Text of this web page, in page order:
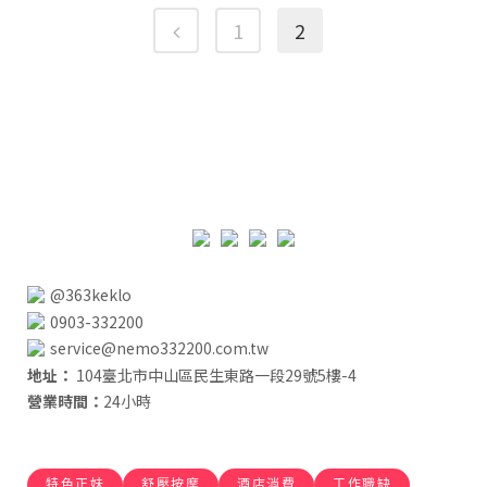
1 2
@363keklo
0903-332200
service@nemo332200.com.tw
地址： 104臺北市中山區民生東路一段29號5樓-4
營業時間： 24小時